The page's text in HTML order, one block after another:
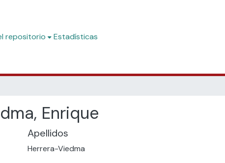
repositorio Estadísticas
Enrique
Apellidos
Herrera-Viedma